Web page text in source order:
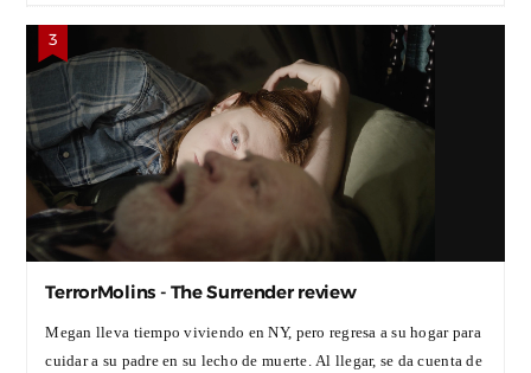
TerrorMolins - The Surrender review
Megan lleva tiempo viviendo en NY, pero regresa a su hogar para
cuidar a su padre en su lecho de muerte. Al llegar, se da cuenta de